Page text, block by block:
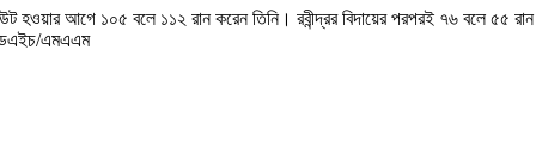
হওয়ার আগে ১০৫ বলে ১১২ রান করেন তিনি। রবীন্দ্রর বিদায়ের পরপরই ৭৬ বলে ৫৫
এমএএম